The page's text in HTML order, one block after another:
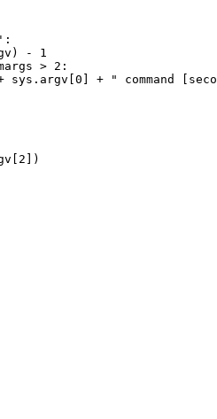
- 1
> 2:
sys.argv[0] + " command